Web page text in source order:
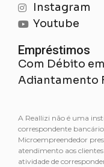
Instagram
Youtube
Empréstimos
Com Débito
Adiantamento
A Reallizi não é uma
correspondente
Microempreendedor
atendimento aos
atividade de